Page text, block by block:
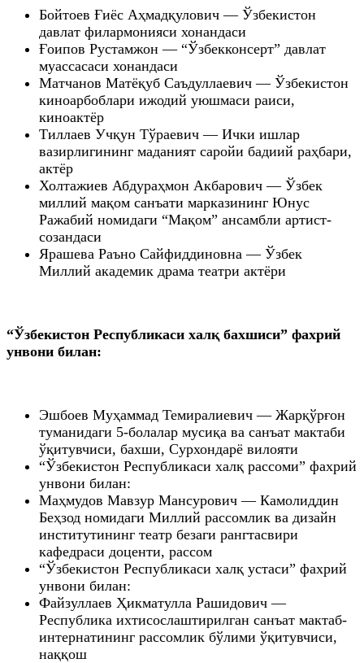
Бойтоев Ғиёс Аҳмадқулович — Ўзбекистон
давлат филармонияси хонандаси
Ғоипов Рустамжон — “Ўзбекконсерт” давлат
муассасаси хонандаси
Матчанов Матёқуб Саъдуллаевич — Ўзбекистон
киноарбоблари ижодий уюшмаси раиси,
киноактёр
Тиллаев Учқун Тўраевич — Ички ишлар
вазирлигининг маданият саройи бадиий раҳбари,
актёр
Холтажиев Абдураҳмон Акбарович — Ўзбек
миллий мақом санъати марказининг Юнус
Ражабий номидаги “Мақом” ансамбли артист-
созандаси
Ярашева Раъно Сайфиддиновна — Ўзбек
Миллий академик драма театри актёри
“Ўзбекистон Республикаси халқ бахшиси” фахрий
унвони билан:
Эшбоев Муҳаммад Темиралиевич — Жарқўрғон
туманидаги 5-болалар мусиқа ва санъат мактаби
ўқитувчиси, бахши, Сурхондарё вилояти
“Ўзбекистон Республикаси халқ рассоми” фахрий
унвони билан:
Маҳмудов Мавзур Мансурович — Камолиддин
Беҳзод номидаги Миллий рассомлик ва дизайн
институтининг театр безаги рангтасвири
кафедраси доценти, рассом
“Ўзбекистон Республикаси халқ устаси” фахрий
унвони билан:
Файзуллаев Ҳикматулла Рашидович —
Республика ихтисослаштирилган санъат мактаб-
интернатининг рассомлик бўлими ўқитувчиси,
наққош